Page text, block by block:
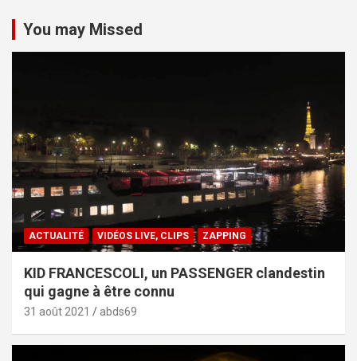
You may Missed
ACTUALITÉ VIDÉOS LIVE, CLIPS ZAPPING
KID FRANCESCOLI, un PASSENGER clandestin
qui gagne à être connu
31 août 2021 abds69